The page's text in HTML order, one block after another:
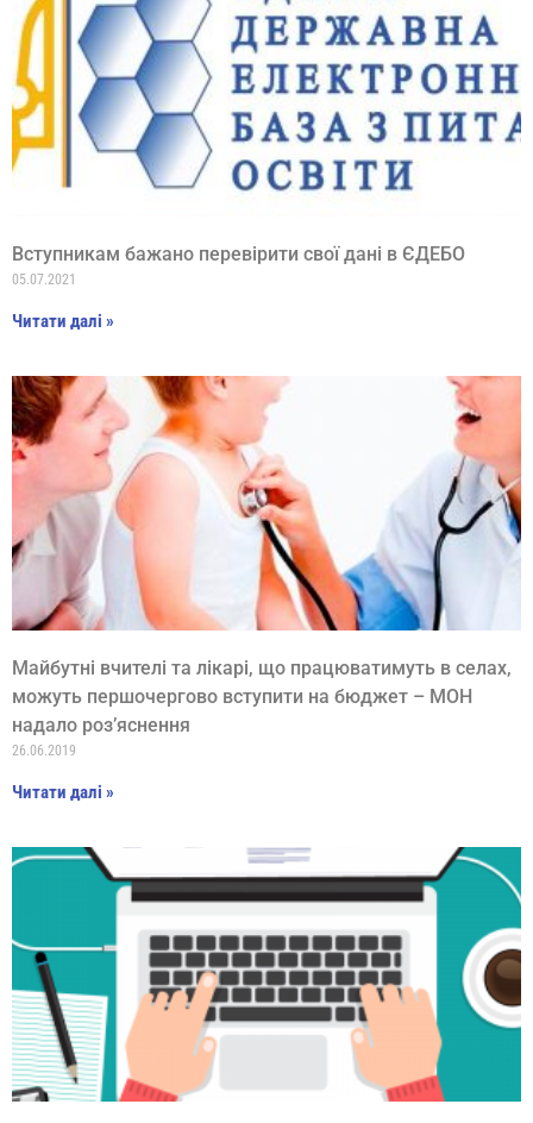
Вступникам бажано перевірити свої дані в ЄДЕБО
05.07.2021
Читати далі »
Майбутні вчителі та лікарі, що працюватимуть в селах,
можуть першочергово вступити на бюджет – МОН
надало роз’яснення
26.06.2019
Читати далі »